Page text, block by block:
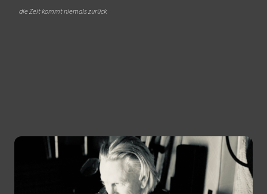
die Zeit kommt niemals zurück